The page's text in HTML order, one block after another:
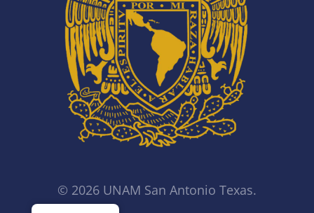
© 2026 UNAM San Antonio Texas.